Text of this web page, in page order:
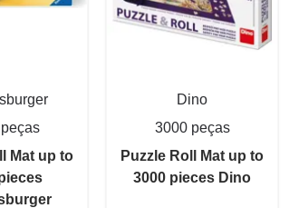
Mat up to
Dino
3000 peças
Puzzle Roll Mat up to
3000 pieces Dino